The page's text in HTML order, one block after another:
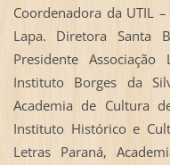
Coordenadora da UTIL
Lapa. Diretora Santa
Presidente
Instituto Borges da
Academia de Cultura
Instituto Histórico e
Letras Paraná,